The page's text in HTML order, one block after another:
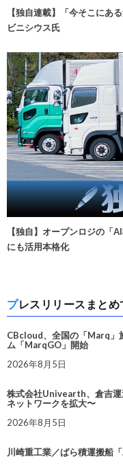
【独自連載】「今そこにあ
ビニシウス氏
【独自】オープンロジの「
にも活用本格化
プレスリリースまと
CBcloud、全国の「Marq」
ム「MarqGO」開始
2026年8月5日
株式会社Univearth、倉吉運
ネットワークを拡大〜
2026年8月5日
川崎重工業／ばら積運搬船